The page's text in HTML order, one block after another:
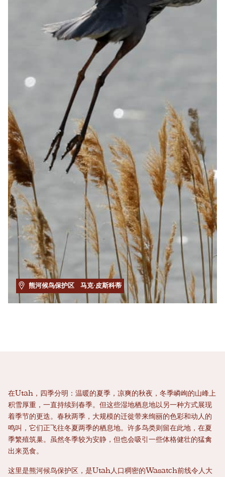
熊河候鸟保护区 马克·皮斯科蒂
在Utah，四季分明：温暖的夏季，凉爽的秋夜，冬季嶙峋的山峰上
积雪厚重，一直持续到春季。但这些湿地栖息地以另一种方式展现
着季节的更迭。春秋两季，大规模的迁徙带来绚丽的色彩和动人的
鸣叫，它们正飞往冬夏两季的栖息地。许多鸟类则留在此地，在夏
季繁殖筑巢。虽然冬季较为安静，但也会吸引一些体格健壮的猛禽
出来觅食。
这里是熊河候鸟保护区，是Utah人口稠密的Wasatch前线令人大